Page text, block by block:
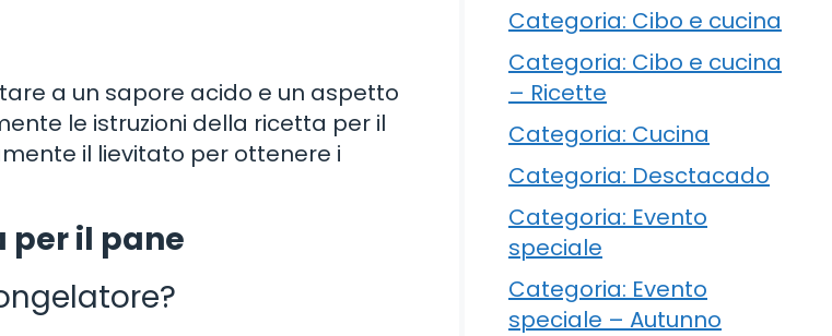
a un sapore acido e un aspetto
le istruzioni della ricetta per il
il lievitato per ottenere i
per il pane
Categoria: Cibo e cucina
Categoria: Cibo e cucina
– Ricette
Categoria: Cucina
Categoria: Desctacado
Categoria: Evento
speciale
Categoria: Evento
speciale – Autunno